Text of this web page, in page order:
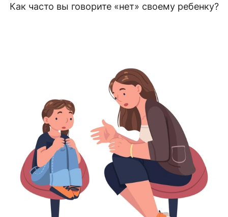
Как часто вы говорите «нет» своему ребенку?